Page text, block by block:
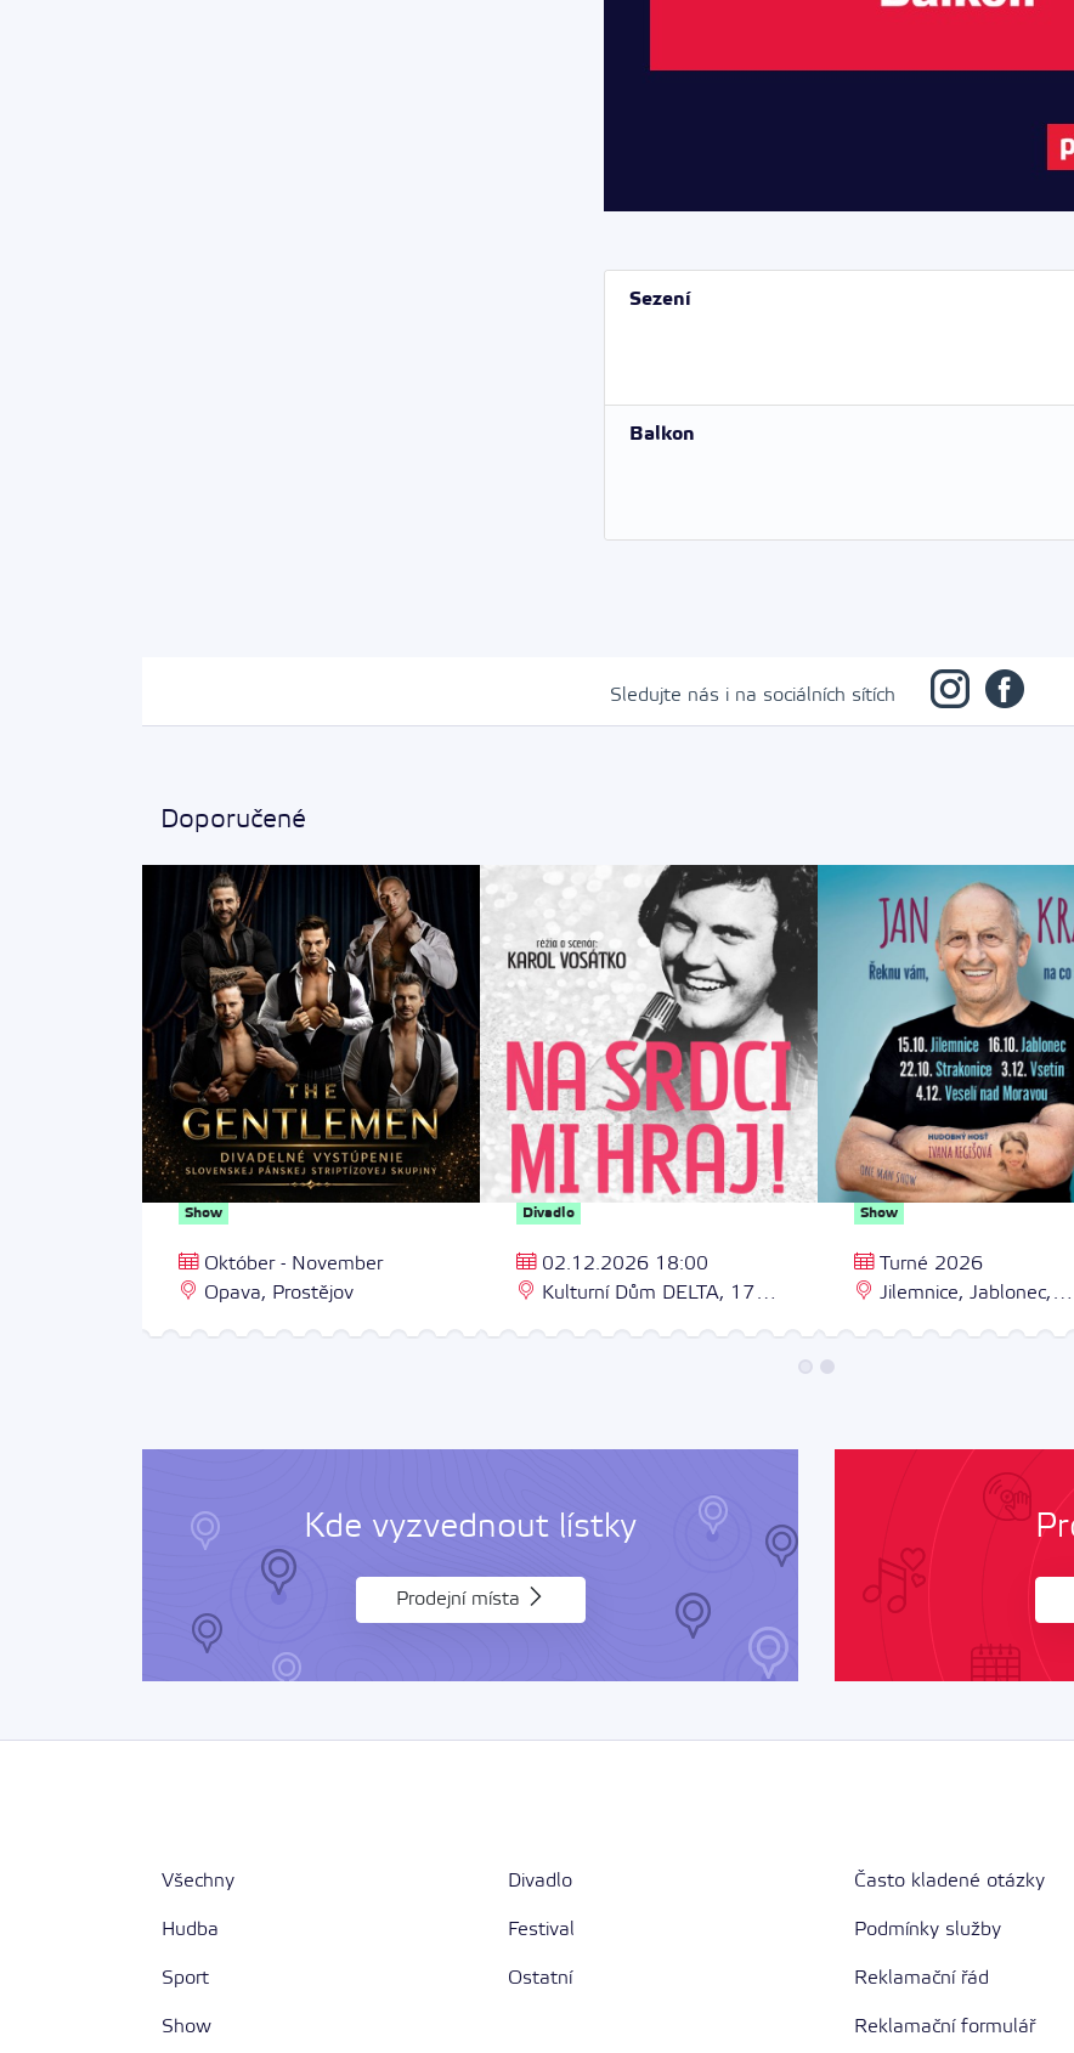
Sezení
Balkon
Sledujte nás i na sociálních sítích
Doporučené
Show
Október - November
Opava, Prostějov
Divadlo
02.12.2026 18:00
Kulturní Dům DELTA, 17.
Show
Turné 2026
Jilemnice, Jablonec,
Kde vyzvednout lístky
Prodejní místa
Všechny
Hudba
Sport
Show
Divadlo
Festival
Ostatní
Často kladené otázky
Podmínky služby
Reklamační řád
Reklamační formulář